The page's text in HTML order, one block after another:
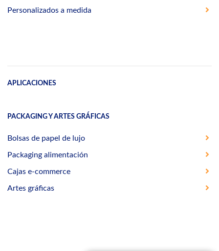
Personalizados a medida
APLICACIONES
PACKAGING Y ARTES GRÁFICAS
Bolsas de papel de lujo
Packaging alimentación
Cajas e-commerce
Artes gráficas